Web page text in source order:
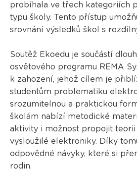
probíhala ve třech kategoriích
typu školy. Tento přístup
srovnání výsledků škol s
Soutěž Ekoedu je součástí
osvětového programu REMA
k zahození, jehož cílem je
studentům problematiku
srozumitelnou a praktickou
školám nabízí metodické
aktivity i možnost propojit
vysloužilé elektroniky. Díky
odpovědné návyky, které si
rodin.